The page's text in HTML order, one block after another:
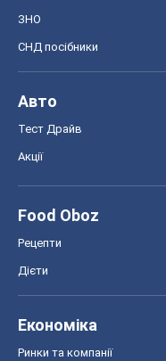
ЗНО
СНД посібники
Авто
Тест Драйв
Акції
Food Oboz
Рецепти
Дієти
Економіка
Ринки та компанії